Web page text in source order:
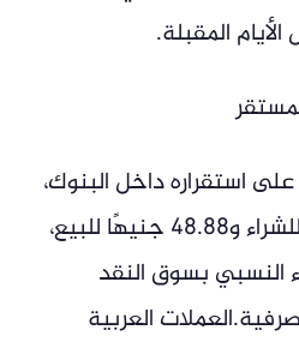
المقبلة.
استقراره داخل البنوك،
ليسجل 48.74 جنيهًا للشراء و48.88 جنيهًا للبيع،
النسبي بسوق النقد
العربية